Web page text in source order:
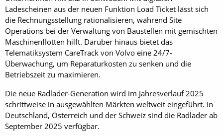
Ladescheinen aus der neuen Funktion Load Ticket lässt sich
die Rechnungsstellung rationalisieren, während Site
Operations bei der Verwaltung von Baustellen mit gemischten
Maschinenflotten hilft. Darüber hinaus bietet das
Telematiksystem CareTrack von Volvo eine 24/7-
Überwachung, um Reparaturkosten zu senken und die
Betriebszeit zu maximieren.
Die neue Radlader-Generation wird im Jahresverlauf 2025
schrittweise in ausgewählten Märkten weltweit eingeführt. In
Deutschland, Österreich und der Schweiz sind die Radlader ab
September 2025 verfügbar.